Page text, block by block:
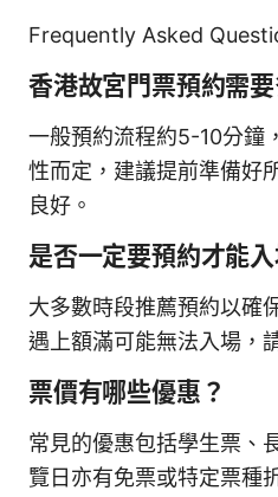
Frequently Asked
香港故宮門票預約需
一般預約流程約5-10分鐘
性而定，建議提前準備好
良好。
是否一定要預約才能入
大多數時段推薦預約以確
遇上額滿可能無法入場，
票價有哪些優惠？
常見的優惠包括學生票、
覽日亦有免票或特定票種